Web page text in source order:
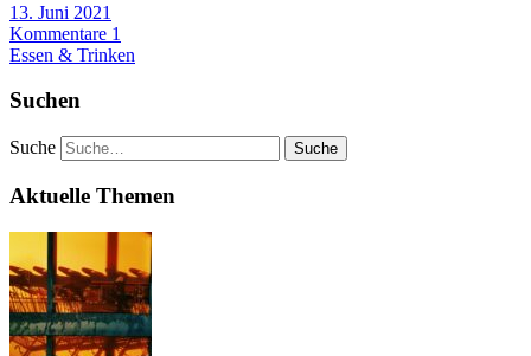
13. Juni 2021
Kommentare 1
Essen & Trinken
Suchen
Suche
Aktuelle Themen